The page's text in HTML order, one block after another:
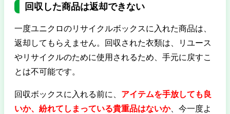
回収した商品は返却できない
一度ユニクロのリサイクルボックスに入れた商品は、
返却してもらえません。回収された衣類は、リユース
やリサイクルのために使用されるため、手元に戻すこ
とは不可能です。
回収ボックスに入れる前に、 アイテムを手放しても良
いか、紛れてしまっている貴重品はないか、今一度よ